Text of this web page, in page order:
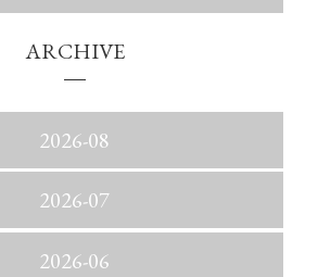
ARCHIVE
2026-08
2026-07
2026-06